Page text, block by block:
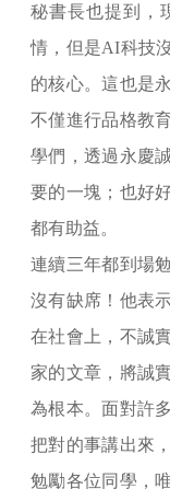
秘書長也提到，
情，但是AI科技
的核心。這也是
不僅進行品格教
學們，透過永慶
要的一塊；也好
都有助益。
連續三年都到場
沒有缺席！他表
在社會上，不誠
家的文章，將誠
為根本。面對許
把對的事講出來
勉勵各位同學，